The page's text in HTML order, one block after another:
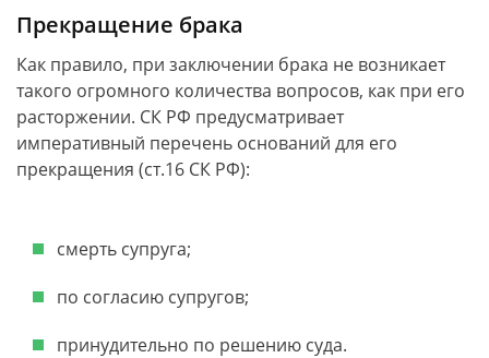
Прекращение брака
Как правило, при заключении брака не возникает
такого огромного количества вопросов, как при его
расторжении. СК РФ предусматривает
императивный перечень оснований для его
прекращения (ст.16 СК РФ):
смерть супруга;
по согласию супругов;
принудительно по решению суда.